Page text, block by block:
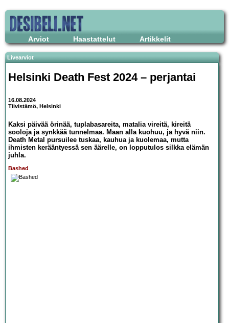
Arviot Haastattelut Artikkelit
Livearviot
Helsinki Death Fest 2024 – perjantai
16.08.2024
Tiivistämö, Helsinki
Kaksi päivää örinää, tuplabasareita, matalia vireitä, kireitä
sooloja ja synkkää tunnelmaa. Maan alla kuohuu, ja hyvä niin.
Death Metal pursuilee tuskaa, kauhua ja kuolemaa, mutta
ihmisten kerääntyessä sen äärelle, on lopputulos silkka elämän
juhla.
Bashed